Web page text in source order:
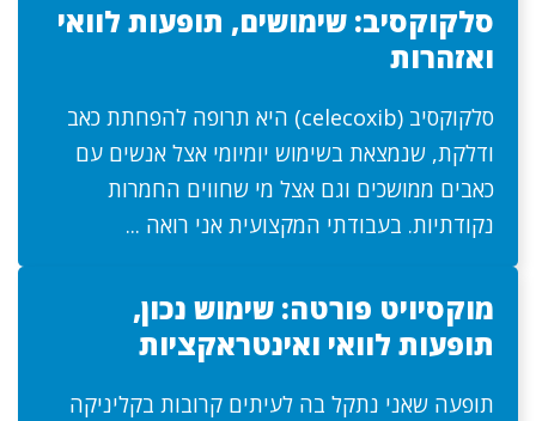
סלקוקסיב: שימושים, תופעות לוואי
ואזהרות
סלקוקסיב (celecoxib) היא תרופה להפחתת כאב
ודלקת, שנמצאת בשימוש יומיומי אצל אנשים עם
כאבים ממושכים וגם אצל מי שחווים החמרות
נקודתיות. בעבודתי המקצועית אני רואה ...
מוקסיויט פורטה: שימוש נכון,
תופעות לוואי ואינטראקציות
תופעה שאני נתקל בה לעיתים קרובות בקליניקה